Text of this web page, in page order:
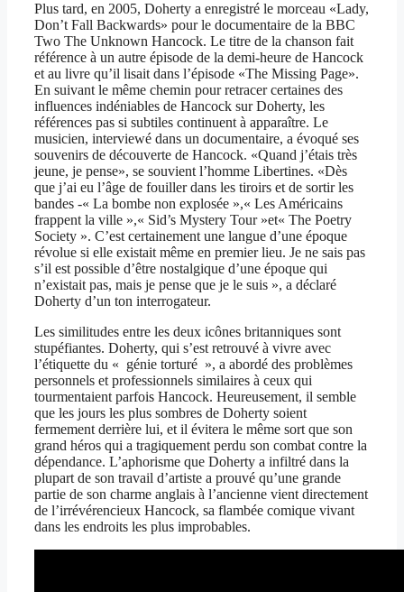
Plus tard, en 2005, Doherty a enregistré le morceau «Lady,
Don’t Fall Backwards» pour le documentaire de la BBC
Two The Unknown Hancock. Le titre de la chanson fait
référence à un autre épisode de la demi-heure de Hancock
et au livre qu’il lisait dans l’épisode «The Missing Page».
En suivant le même chemin pour retracer certaines des
influences indéniables de Hancock sur Doherty, les
références pas si subtiles continuent à apparaître. Le
musicien, interviewé dans un documentaire, a évoqué ses
souvenirs de découverte de Hancock. «Quand j’étais très
jeune, je pense», se souvient l’homme Libertines. «Dès
que j’ai eu l’âge de fouiller dans les tiroirs et de sortir les
bandes -« La bombe non explosée »,« Les Américains
frappent la ville »,« Sid’s Mystery Tour »et« The Poetry
Society ». C’est certainement une langue d’une époque
révolue si elle existait même en premier lieu. Je ne sais pas
s’il est possible d’être nostalgique d’une époque qui
n’existait pas, mais je pense que je le suis », a déclaré
Doherty d’un ton interrogateur.
Les similitudes entre les deux icônes britanniques sont
stupéfiantes. Doherty, qui s’est retrouvé à vivre avec
l’étiquette du « génie torturé », a abordé des problèmes
personnels et professionnels similaires à ceux qui
tourmentaient parfois Hancock. Heureusement, il semble
que les jours les plus sombres de Doherty soient
fermement derrière lui, et il évitera le même sort que son
grand héros qui a tragiquement perdu son combat contre la
dépendance. L’aphorisme que Doherty a infiltré dans la
plupart de son travail d’artiste a prouvé qu’une grande
partie de son charme anglais à l’ancienne vient directement
de l’irrévérencieux Hancock, sa flambée comique vivant
dans les endroits les plus improbables.